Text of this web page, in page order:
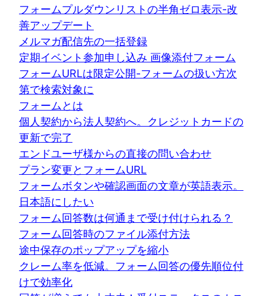
フォームプルダウンリストの半角ゼロ表示-改
善アップデート
メルマガ配信先の一括登録
定期イベント参加申し込み 画像添付フォーム
フォームURLは限定公開-フォームの扱い方次
第で検索対象に
フォームとは
個人契約から法人契約へ。クレジットカードの
更新で完了
エンドユーザ様からの直接の問い合わせ
プラン変更とフォームURL
フォームボタンや確認画面の文章が英語表示。
日本語にしたい
フォーム回答数は何通まで受け付けられる？
フォーム回答時のファイル添付方法
途中保存のポップアップを縮小
クレーム率を低減。フォーム回答の優先順位付
けで効率化